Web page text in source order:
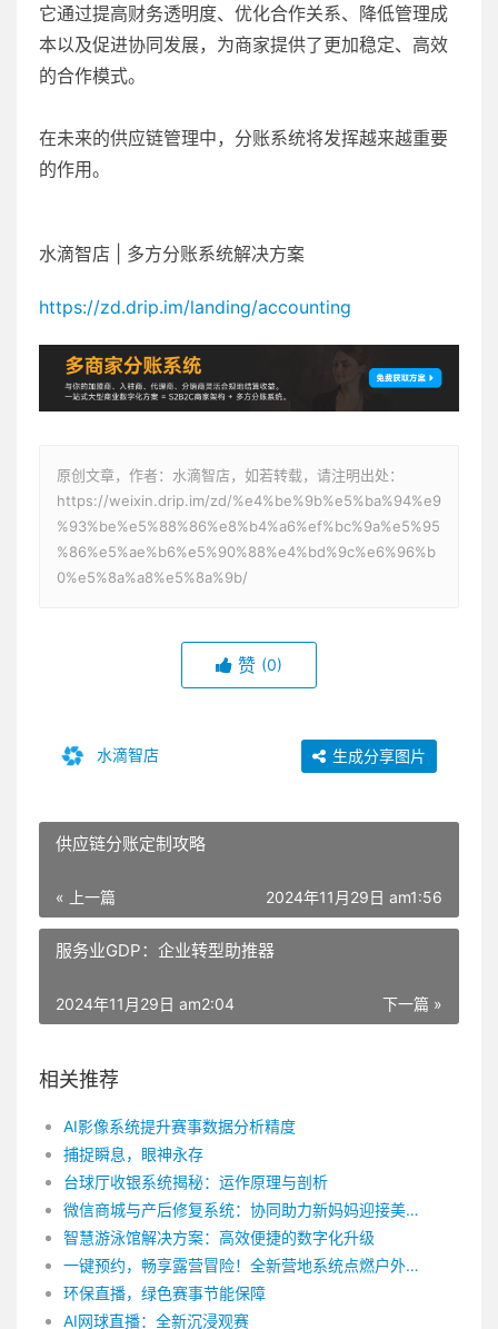
它通过提高财务透明度、优化合作关系、降低管理成
本以及促进协同发展，为商家提供了更加稳定、高效
的合作模式。
在未来的供应链管理中，分账系统将发挥越来越重要
的作用。
水滴智店 | 多方分账系统解决方案
https://zd.drip.im/landing/accounting
原创文章，作者：水滴智店，如若转载，请注明出处：
https://weixin.drip.im/zd/%e4%be%9b%e5%ba%94%e9
%93%be%e5%88%86%e8%b4%a6%ef%bc%9a%e5%95
%86%e5%ae%b6%e5%90%88%e4%bd%9c%e6%96%b
0%e5%8a%a8%e5%8a%9b/
赞 (0)
水滴智店 生成分享图片
供应链分账定制攻略
« 上一篇 2024年11月29日 am1:56
服务业GDP：企业转型助推器
下一篇 »
2024年11月29日 am2:04
相关推荐
AI影像系统提升赛事数据分析精度
捕捉瞬息，眼神永存
台球厅收银系统揭秘：运作原理与剖析
微信商城与产后修复系统：协同助力新妈妈迎接美好生活
智慧游泳馆解决方案：高效便捷的数字化升级
一键预约，畅享露营冒险！全新营地系统点燃户外乐趣！
环保直播，绿色赛事节能保障
AI网球直播：全新沉浸观赛